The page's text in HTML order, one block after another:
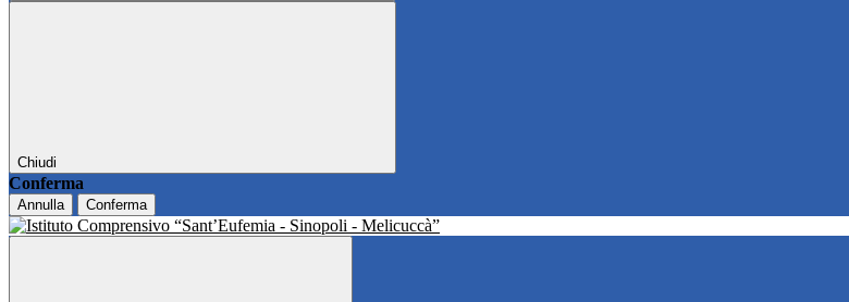
Chiudi
Conferma
Annulla Conferma